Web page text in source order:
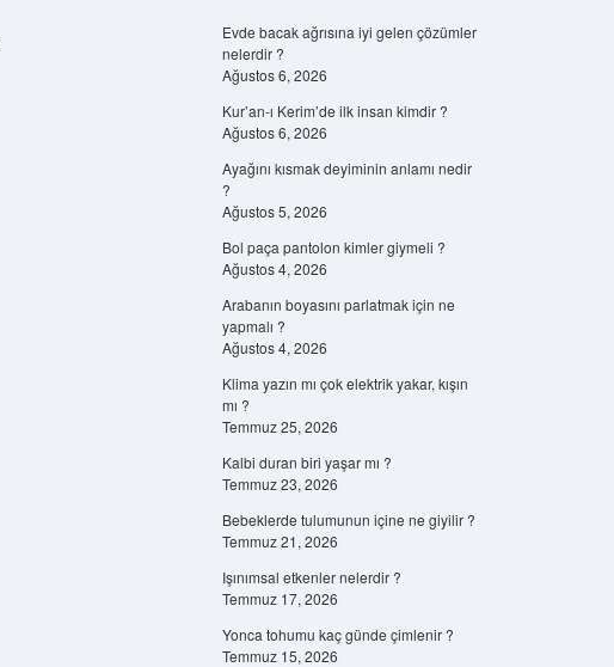
Evde bacak ağrısına iyi gelen çözümler
nelerdir ?
Ağustos 6, 2026
Kur’an-ı Kerim’de ilk insan kimdir ?
Ağustos 6, 2026
Ayağını kısmak deyiminin anlamı nedir
?
Ağustos 5, 2026
Bol paça pantolon kimler giymeli ?
Ağustos 4, 2026
Arabanın boyasını parlatmak için ne
yapmalı ?
Ağustos 4, 2026
Klima yazın mı çok elektrik yakar, kışın
mı ?
Temmuz 25, 2026
Kalbi duran biri yaşar mı ?
Temmuz 23, 2026
Bebeklerde tulumunun içine ne giyilir ?
Temmuz 21, 2026
Işınımsal etkenler nelerdir ?
Temmuz 17, 2026
Yonca tohumu kaç günde çimlenir ?
Temmuz 15, 2026